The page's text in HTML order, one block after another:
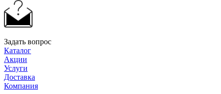
Задать вопрос
Каталог
Акции
Услуги
Доставка
Компания